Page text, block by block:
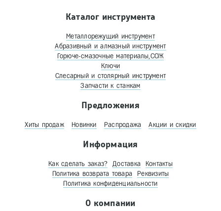
Каталог инструмента
Металлорежущий инструмент
Абразивный и алмазный инструмент
Горюче-смазочные материалы,СОЖ
Ключи
Слесарный и столярный инструмент
Запчасти к станкам
Предложения
Хиты продаж Новинки Распродажа Акции и скидки
Информация
Как сделать заказ? Доставка
Контакты
Политика возврата товара
Реквизиты
Политика конфиденциальности
О компании